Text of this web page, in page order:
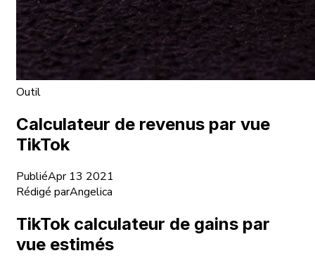
Outil
Calculateur de revenus par vue
TikTok
PubliéApr 13 2021
Rédigé parAngelica
TikTok calculateur de gains par
vue estimés